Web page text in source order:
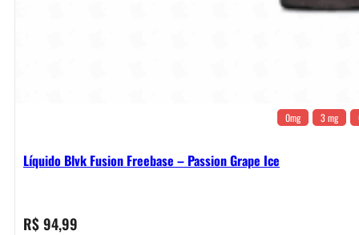
0mg 3 mg
Líquido Blvk Fusion Freebase – Passion Grape Ice
R$94,99